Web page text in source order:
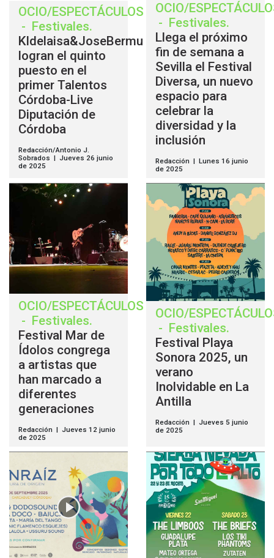
OCIO/ESPECTÁCULOS
- Festivales.
Kldelaisa&JoseBermu
logran el quinto
puesto en el
primer Talentos
Córdoba-Live
Diputación de
Córdoba
Redacción/Antonio J.
Sobrados | Jueves 26 junio
de 2025
OCIO/
- Festivales.
Llega el próximo
fin de semana a
Sevilla el Festival
Diversa, un nuevo
espacio para
celebrar la
diversidad y la
inclusión
Redacción | Lunes 16 junio
de 2025
OCIO/ESPECTÁCULOS
- Festivales.
Festival Mar de
Ídolos congrega
a artistas que
han marcado a
diferentes
generaciones
Redacción | Jueves 12 junio
de 2025
OCIO/
- Festivales.
Festival Playa
Sonora 2025, un
verano
Inolvidable en La
Antilla
Redacción | Jueves 5 junio
de 2025